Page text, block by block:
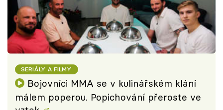
SERIÁLY A FILMY
Bojovníci MMA se v kulinářském klání
málem poperou. Popichování přeroste ve